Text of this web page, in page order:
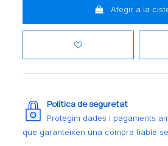
Afegir a la
Política de seguretat
Protegim dades i pagaments
que garanteixen una compra fiable